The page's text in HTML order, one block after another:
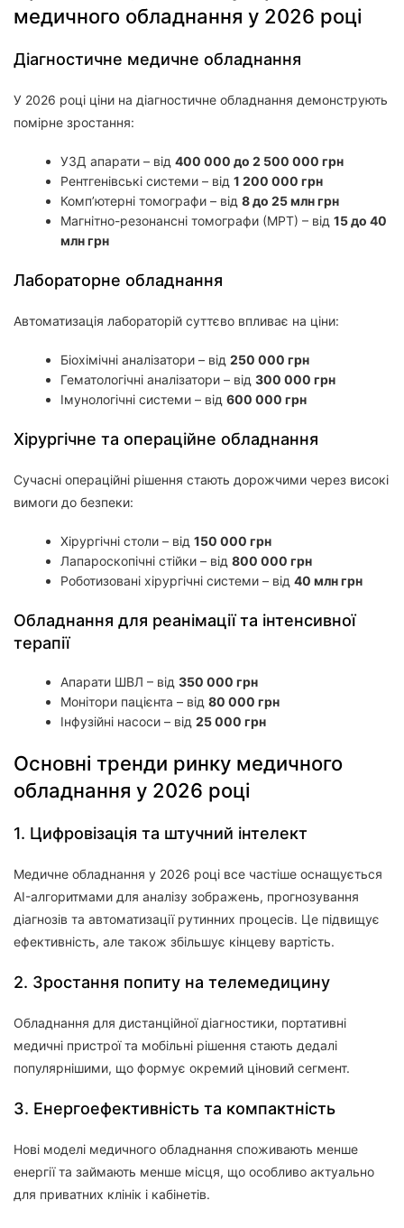
медичного обладнання у 2026 році
Діагностичне медичне обладнання
У 2026 році ціни на діагностичне обладнання демонструють
помірне зростання:
УЗД апарати – від400 000 до 2 500 000 грн
Рентгенівські системи – від1 200 000 грн
Комп’ютерні томографи – від8 до 25 млн грн
Магнітно-резонансні томографи (МРТ) – від15 до 40
млн грн
Лабораторне обладнання
Автоматизація лабораторій суттєво впливає на ціни:
Біохімічні аналізатори – від250 000 грн
Гематологічні аналізатори – від300 000 грн
Імунологічні системи – від600 000 грн
Хірургічне та операційне обладнання
Сучасні операційні рішення стають дорожчими через високі
вимоги до безпеки:
Хірургічні столи – від150 000 грн
Лапароскопічні стійки – від800 000 грн
Роботизовані хірургічні системи – від40 млн грн
Обладнання для реанімації та інтенсивної
терапії
Апарати ШВЛ – від350 000 грн
Монітори пацієнта – від80 000 грн
Інфузійні насоси – від25 000 грн
Основні тренди ринку медичного
обладнання у 2026 році
1. Цифровізація та штучний інтелект
Медичне обладнання у 2026 році все частіше оснащується
AI-алгоритмами для аналізу зображень, прогнозування
діагнозів та автоматизації рутинних процесів. Це підвищує
ефективність, але також збільшує кінцеву вартість.
2. Зростання попиту на телемедицину
Обладнання для дистанційної діагностики, портативні
медичні пристрої та мобільні рішення стають дедалі
популярнішими, що формує окремий ціновий сегмент.
3. Енергоефективність та компактність
Нові моделі медичного обладнання споживають менше
енергії та займають менше місця, що особливо актуально
для приватних клінік і кабінетів.